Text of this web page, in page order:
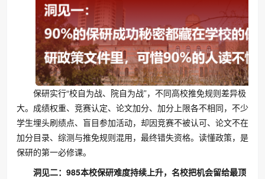
保研实行“校自为战、院自为战”，不同高校推免规则差异极
大。成绩权重、竞赛认定、论文加分、加分上限各不相同，不少
学生埋头刷绩点、盲目参加活动，却因竞赛不被认可、论文不在
加分目录、综测与推免规则混用，最终错失资格。读懂政策，是
保研的第一必修课。
洞见二：985本校保研难度持续上升，名校把机会留给最顶